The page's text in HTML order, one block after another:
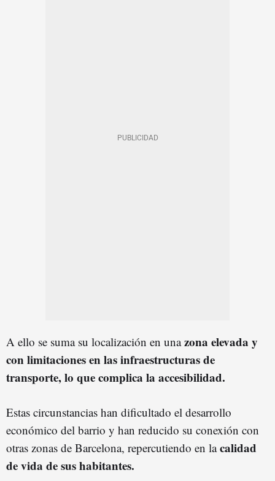
A ello se suma su localización en unazona elevada y
con limitaciones en las infraestructuras de
transporte, lo que complica la accesibilidad.
Estas circunstancias han dificultado el desarrollo
económico del barrio y han reducido su conexión con
otras zonas de Barcelona, repercutiendo en lacalidad
de vida de sus habitantes.